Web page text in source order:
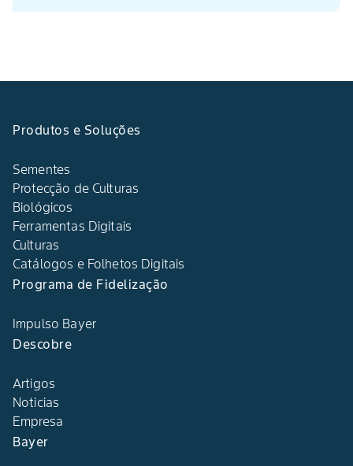
Produtos e Soluções
Sementes
Protecção de Culturas
Biológicos
Ferramentas Digitais
Culturas
Catálogos e Folhetos Digitais
Programa de Fidelização
Impulso Bayer
Descobre
Artigos
Noticias
Empresa
Bayer